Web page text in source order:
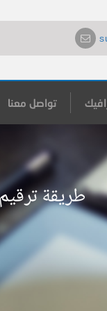
تواصل معنا
طريقة